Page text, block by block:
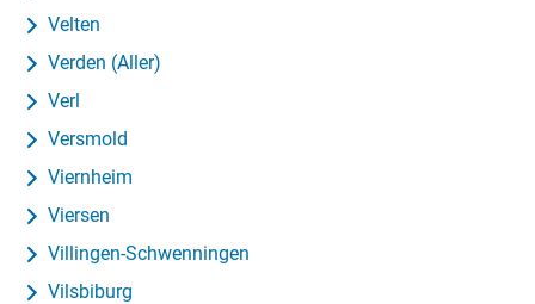
Velten
Verden (Aller)
Verl
Versmold
Viernheim
Viersen
Villingen-Schwenningen
Vilsbiburg